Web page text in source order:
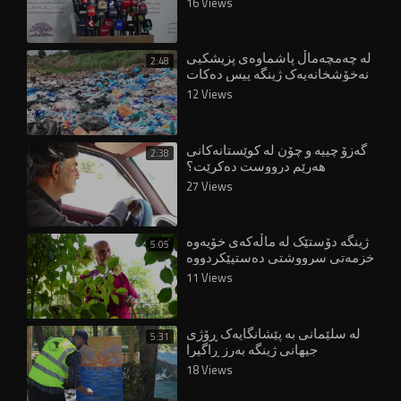
2:48 لە چەمچەماڵ پاشماوەی پزیشکیی
نەخۆشخانەیەک ژینگە پیس دەکات
12 Views
2:38 گەزۆ چییە و چۆن لە کوێستانەکانی
هەرێم درووست دەکرێت؟
27 Views
5:05 ژینگە دۆستێک لە ماڵەکەی خۆیەوە
خزمەتی سرووشتی دەستپێکردووە
11 Views
5:31 لە سلێمانی بە پێشانگایەک ڕۆژی
جیهانی ژینگە بەرز ڕاگیرا
18 Views